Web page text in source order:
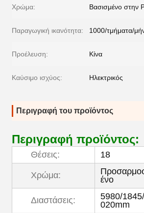
Χρώμα: Βασισμένο στην
Παραγωγική ικανότητα: 1000/τμήματα/
Προέλευση: Κίνα
Καύσιμο ισχύος: Ηλεκτρικός
Περιγραφή του προϊόντος
Περιγραφή προϊόντος:
Θέσεις: 18
Χρώμα:
ένο
Διαστάσεις:
5980/
020mm